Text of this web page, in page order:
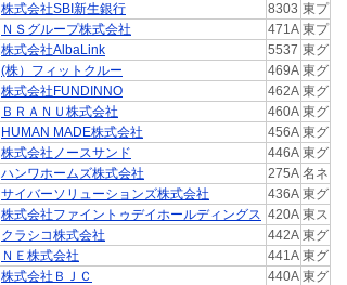
株式会社SBI新生銀行 8303 東プ
ＮＳグループ株式会社 471A 東プ
株式会社AlbaLink 5537 東グ
(株）フィットクルー 469A 東グ
株式会社FUNDINNO 462A 東グ
ＢＲＡＮＵ株式会社 460A 東グ
HUMAN MADE株式会社 456A 東グ
株式会社ノースサンド 446A 東グ
ハンワホームズ株式会社 275A 名ネ
サイバーソリューションズ株式会社 436A 東グ
株式会社ファイントゥデイホールディングス 420A 東ス
クラシコ株式会社 442A 東グ
ＮＥ株式会社 441A 東グ
株式会社ＢＪＣ 440A 東グ